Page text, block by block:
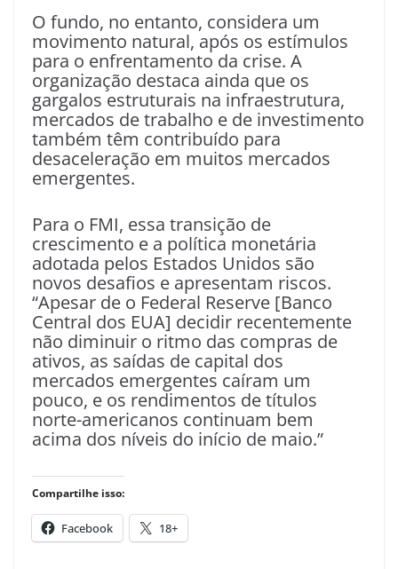
O fundo, no entanto, considera um
movimento natural, após os estímulos
para o enfrentamento da crise. A
organização destaca ainda que os
gargalos estruturais na infraestrutura,
mercados de trabalho e de investimento
também têm contribuído para
desaceleração em muitos mercados
emergentes.
Para o FMI, essa transição de
crescimento e a política monetária
adotada pelos Estados Unidos são
novos desafios e apresentam riscos.
“Apesar de o Federal Reserve [Banco
Central dos EUA] decidir recentemente
não diminuir o ritmo das compras de
ativos, as saídas de capital dos
mercados emergentes caíram um
pouco, e os rendimentos de títulos
norte-americanos continuam bem
acima dos níveis do início de maio.”
Compartilhe isso:
Facebook 18+